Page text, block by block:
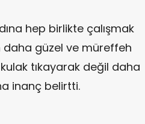
hep birlikte çalışmak
güzel ve müreffeh
tıkayarak değil daha
inanç belirtti.